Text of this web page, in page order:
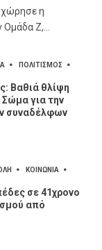
η
Ζ,...
ΠΟΛΙΤΙΣΜΟΣ
Βαθιά θλίψη
για την
συναδέλφων
ΚΟΙΝΩΝΙΑ
σε 41χρονο
από